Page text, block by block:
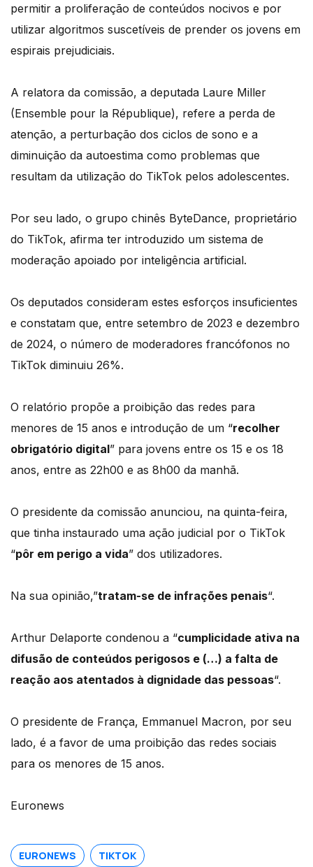
permitir a proliferação de conteúdos nocivos e por
utilizar algoritmos suscetíveis de prender os jovens em
espirais prejudiciais.
A relatora da comissão, a deputada Laure Miller
(Ensemble pour la République), refere a perda de
atenção, a perturbação dos ciclos de sono e a
diminuição da autoestima como problemas que
resultam da utilização do TikTok pelos adolescentes.
Por seu lado, o grupo chinês ByteDance, proprietário
do TikTok, afirma ter introduzido um sistema de
moderação apoiado por inteligência artificial.
Os deputados consideram estes esforços insuficientes
e constatam que, entre setembro de 2023 e dezembro
de 2024, o número de moderadores francófonos no
TikTok diminuiu 26%.
O relatório propõe a proibição das redes para
menores de 15 anos e introdução de um “recolher
obrigatório digital” para jovens entre os 15 e os 18
anos, entre as 22h00 e as 8h00 da manhã.
O presidente da comissão anunciou, na quinta-feira,
que tinha instaurado uma ação judicial por o TikTok
“pôr em perigo a vida” dos utilizadores.
Na sua opinião,”tratam-se de infrações penais“.
Arthur Delaporte condenou a “cumplicidade ativa na
difusão de conteúdos perigosos e (…) a falta de
reação aos atentados à dignidade das pessoas“.
O presidente de França, Emmanuel Macron, por seu
lado, é a favor de uma proibição das redes sociais
para os menores de 15 anos.
Euronews
EURONEWS TIKTOK